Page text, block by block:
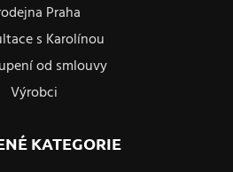
Praha
s Karolínou
od smlouvy
Výrobci
KATEGORIE